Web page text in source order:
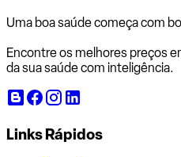
Uma boa saúde começa com
Encontre os melhores preços
da sua saúde com inteligência.
Links Rápidos